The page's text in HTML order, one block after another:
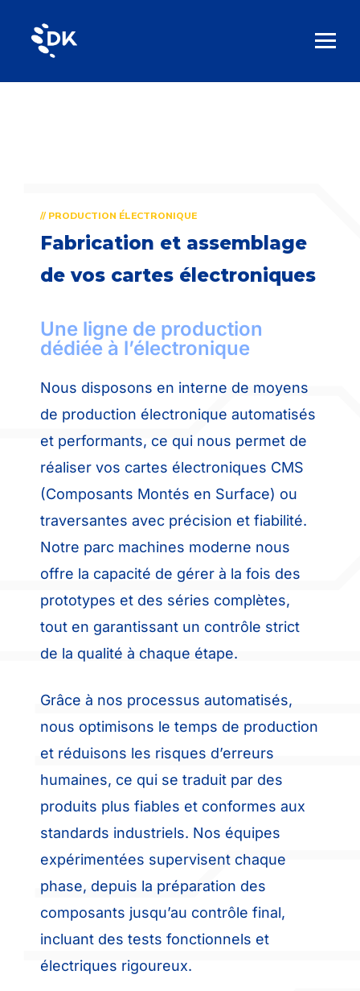
// PRODUCTION ÉLECTRONIQUE
Fabrication et assemblage
de vos cartes électroniques
Une ligne de production
dédiée à l’électronique
Nous disposons en interne de moyens
de production électronique automatisés
et performants, ce qui nous permet de
réaliser vos cartes électroniques CMS
(Composants Montés en Surface) ou
traversantes avec précision et fiabilité.
Notre parc machines moderne nous
offre la capacité de gérer à la fois des
prototypes et des séries complètes,
tout en garantissant un contrôle strict
de la qualité à chaque étape.
Grâce à nos processus automatisés,
nous optimisons le temps de production
et réduisons les risques d’erreurs
humaines, ce qui se traduit par des
produits plus fiables et conformes aux
standards industriels. Nos équipes
expérimentées supervisent chaque
phase, depuis la préparation des
composants jusqu’au contrôle final,
incluant des tests fonctionnels et
électriques rigoureux.